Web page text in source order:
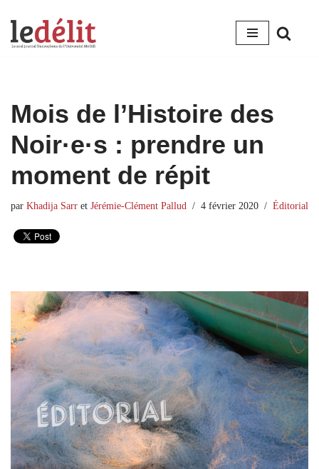
Aller
Mois de l’Histoire des
Noir·e·s : prendre un
moment de répit
par Khadija Sarr et Jérémie-Clément Pallud 4 février 2020 Éditorial